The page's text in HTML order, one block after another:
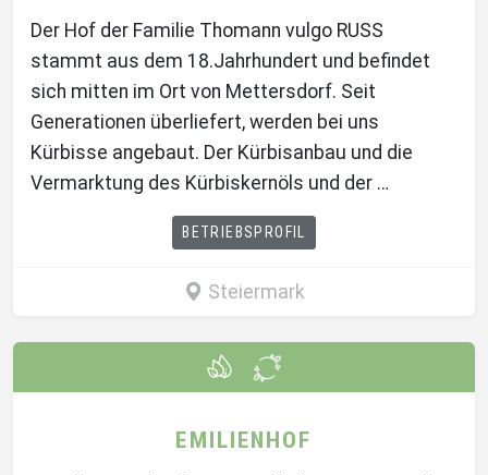
Der Hof der Familie Thomann vulgo RUSS
stammt aus dem 18.Jahrhundert und befindet
sich mitten im Ort von Mettersdorf. Seit
Generationen überliefert, werden bei uns
Kürbisse angebaut. Der Kürbisanbau und die
Vermarktung des Kürbiskernöls und der …
BETRIEBSPROFIL
Steiermark
EMILIENHOF